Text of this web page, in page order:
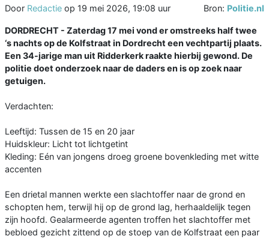
Door Redactie op 19 mei 2026, 19:08 uur Bron: Politie.nl
DORDRECHT - Zaterdag 17 mei vond er omstreeks half twee
‘s nachts op de Kolfstraat in Dordrecht een vechtpartij plaats.
Een 34-jarige man uit Ridderkerk raakte hierbij gewond. De
politie doet onderzoek naar de daders en is op zoek naar
getuigen.
Verdachten:
Leeftijd: Tussen de 15 en 20 jaar
Huidskleur: Licht tot lichtgetint
Kleding: Eén van jongens droeg groene bovenkleding met witte
accenten
Een drietal mannen werkte een slachtoffer naar de grond en
schopten hem, terwijl hij op de grond lag, herhaaldelijk tegen
zijn hoofd. Gealarmeerde agenten troffen het slachtoffer met
bebloed gezicht zittend op de stoep van de Kolfstraat een paar